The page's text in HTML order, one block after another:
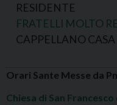
RESIDENTE
FRATELLI MOLTO
CAPPELLANO CASA
Orari Sante Messe da
Chiesa di San